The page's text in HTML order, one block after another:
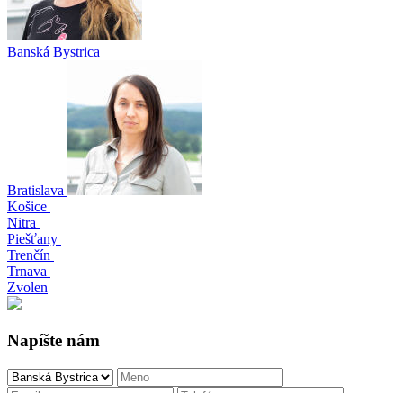
Banská Bystrica
Bratislava
Košice
Nitra
Piešťany
Trenčín
Trnava
Zvolen
Napíšte nám